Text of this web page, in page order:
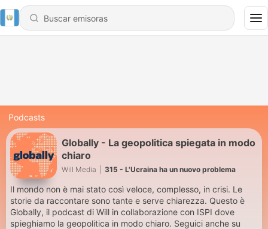
Podcasts
Globally - La geopolitica spiegata in modo
chiaro
Will Media 315 - L'Ucraina ha un nuovo problema
Il mondo non è mai stato così veloce, complesso, in crisi. Le
storie da raccontare sono tante e serve chiarezza. Questo è
Globally, il podcast di Will in collaborazione con ISPI dove
spieghiamo la geopolitica in modo chiaro. Seguici anche su